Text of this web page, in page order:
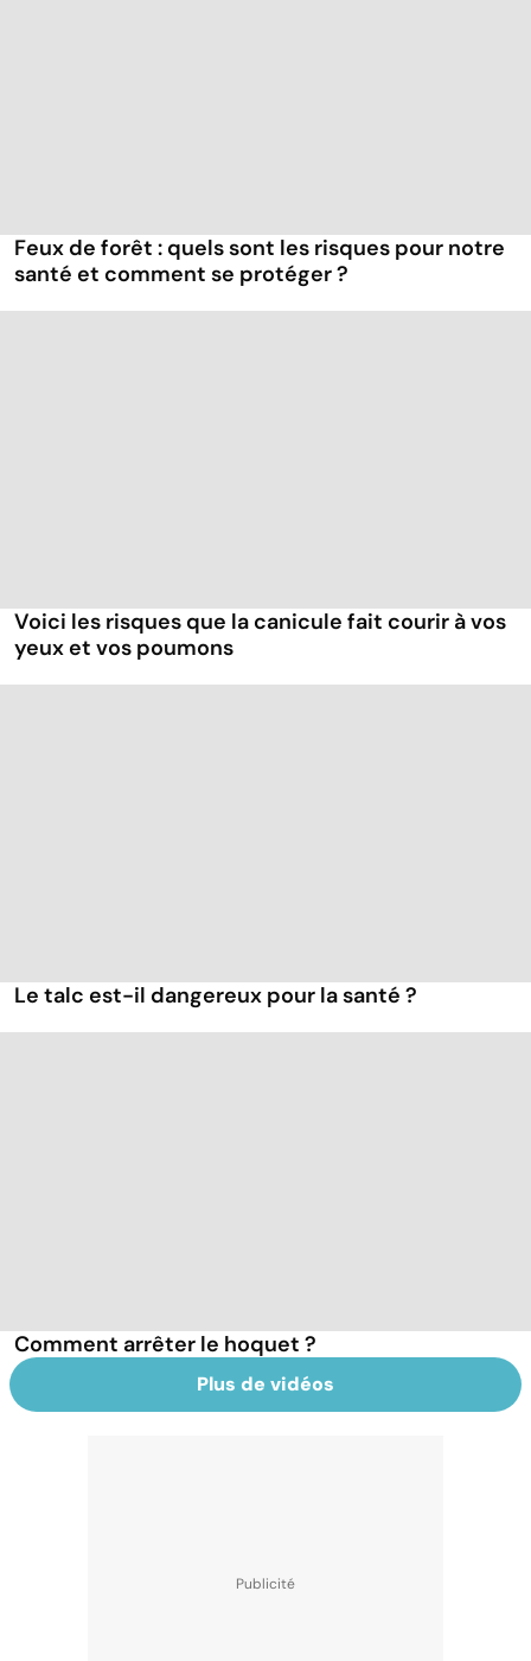
Feux de forêt : quels sont les risques pour notre
santé et comment se protéger ?
Voici les risques que la canicule fait courir à vos
yeux et vos poumons
Le talc est-il dangereux pour la santé ?
Comment arrêter le hoquet ?
Plus de vidéos